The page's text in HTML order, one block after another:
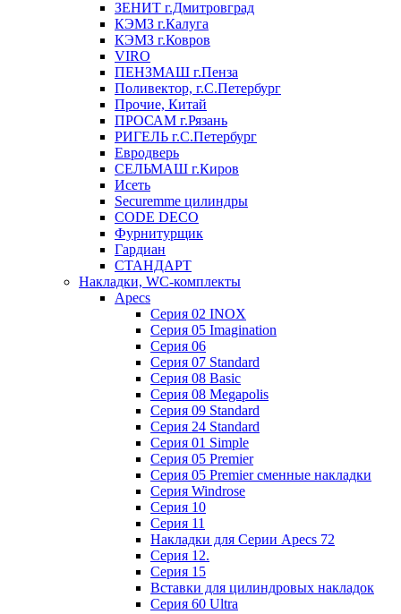
ЗЕНИТ г.Дмитровград
КЭМЗ г.Калуга
КЭМЗ г.Ковров
VIRO
ПЕНЗМАШ г.Пенза
Поливектор, г.С.Петербург
Прочие, Китай
ПРОСАМ г.Рязань
РИГЕЛЬ г.С.Петербург
Евродверь
СЕЛЬМАШ г.Киров
Исеть
Securemme цилиндры
CODE DECO
Фурнитурщик
Гардиан
СТАНДАРТ
Накладки, WC-комплекты
Apecs
Cерия 02 INOX
Cерия 05 Imagination
Cерия 06
Cерия 07 Standard
Cерия 08 Basic
Cерия 08 Megapolis
Cерия 09 Standard
Cерия 24 Standard
Серия 01 Simple
Серия 05 Premier
Серия 05 Premier сменные накладки
Cерия Windrose
Серия 10
Серия 11
Накладки для Серии Apecs 72
Серия 12.
Серия 15
Вставки для цилиндровых накладок
Серия 60 Ultra